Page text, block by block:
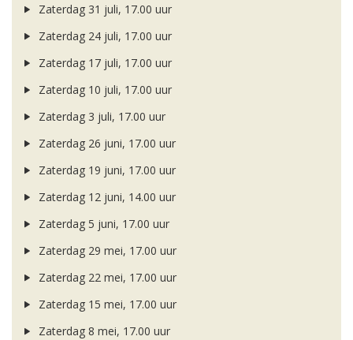
Zaterdag 31 juli, 17.00 uur
Zaterdag 24 juli, 17.00 uur
Zaterdag 17 juli, 17.00 uur
Zaterdag 10 juli, 17.00 uur
Zaterdag 3 juli, 17.00 uur
Zaterdag 26 juni, 17.00 uur
Zaterdag 19 juni, 17.00 uur
Zaterdag 12 juni, 14.00 uur
Zaterdag 5 juni, 17.00 uur
Zaterdag 29 mei, 17.00 uur
Zaterdag 22 mei, 17.00 uur
Zaterdag 15 mei, 17.00 uur
Zaterdag 8 mei, 17.00 uur